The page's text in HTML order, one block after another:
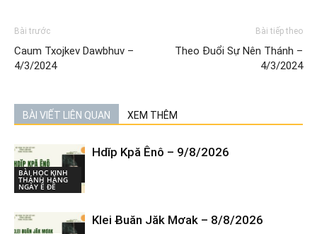
Bài trước
Caum Txojkev Dawbhuv –
4/3/2024
Bài tiếp theo
Theo Đuổi Sự Nên Thánh –
4/3/2024
BÀI VIẾT LIÊN QUAN XEM THÊM
BÀI HỌC KINH
THÁNH HÀNG
NGÀY Ê ĐÊ
Hdĭp Kpă Ênô – 9/8/2026
Klei Ƀuăn Jăk Mơak – 8/8/2026